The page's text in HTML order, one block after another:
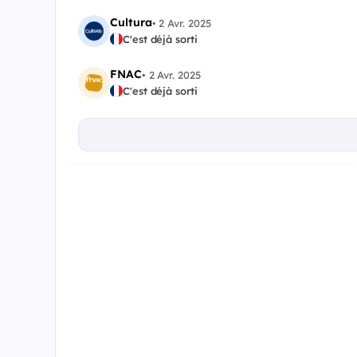
Cultura• 2 Avr. 2025
C'est déjà sorti
FNAC• 2 Avr. 2025
C'est déjà sorti